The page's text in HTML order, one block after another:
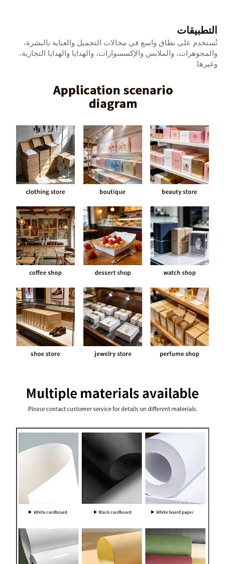
التطبيقات
تُستخدم على نطاق واسع في مجالات التجميل والعناية بالبشرة،
والمجوهرات، والملابس والإكسسوارات، والهدايا والهدايا التجارية،
وغيرها.